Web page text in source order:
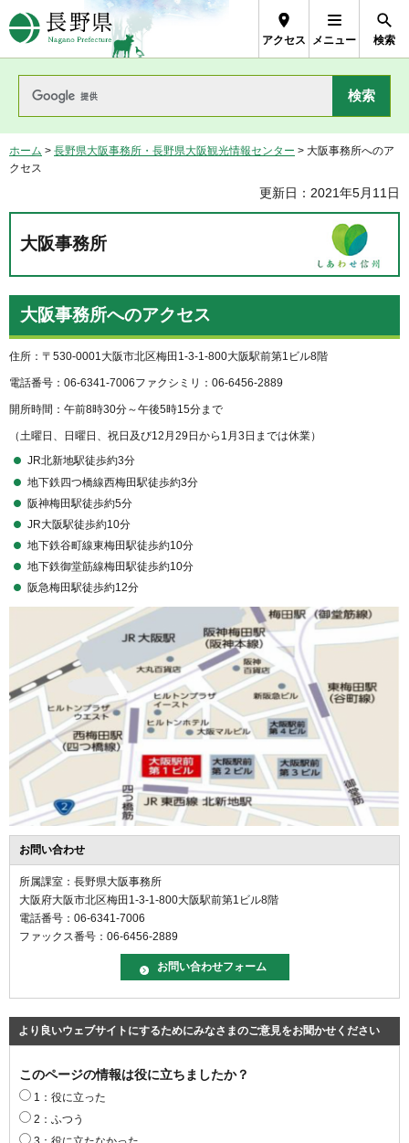
長野県Nagano Prefecture
アクセス メニュー 検索
ホーム > 長野県大阪事務所・長野県大阪観光情報センター > 大阪事務所へのア
クセス
更新日：2021年5月11日
大阪事務所
大阪事務所へのアクセス
住所：〒530-0001大阪市北区梅田1-3-1-800大阪駅前第1ビル8階
電話番号：06-6341-7006ファクシミリ：06-6456-2889
開所時間：午前8時30分～午後5時15分まで
（土曜日、日曜日、祝日及び12月29日から1月3日までは休業）
JR北新地駅徒歩約3分
地下鉄四つ橋線西梅田駅徒歩約3分
阪神梅田駅徒歩約5分
JR大阪駅徒歩約10分
地下鉄谷町線東梅田駅徒歩約10分
地下鉄御堂筋線梅田駅徒歩約10分
阪急梅田駅徒歩約12分
お問い合わせ
所属課室：長野県大阪事務所
大阪府大阪市北区梅田1-3-1-800大阪駅前第1ビル8階
電話番号：06-6341-7006
ファックス番号：06-6456-2889
より良いウェブサイトにするためにみなさまのご意見をお聞かせください
このページの情報は役に立ちましたか？
1：役に立った
2：ふつう